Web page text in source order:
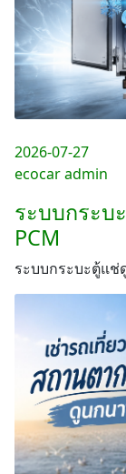
2026-07-27
ecocar admin
ระบบกระบ
PCM
ระบบกระบะตู้แช่